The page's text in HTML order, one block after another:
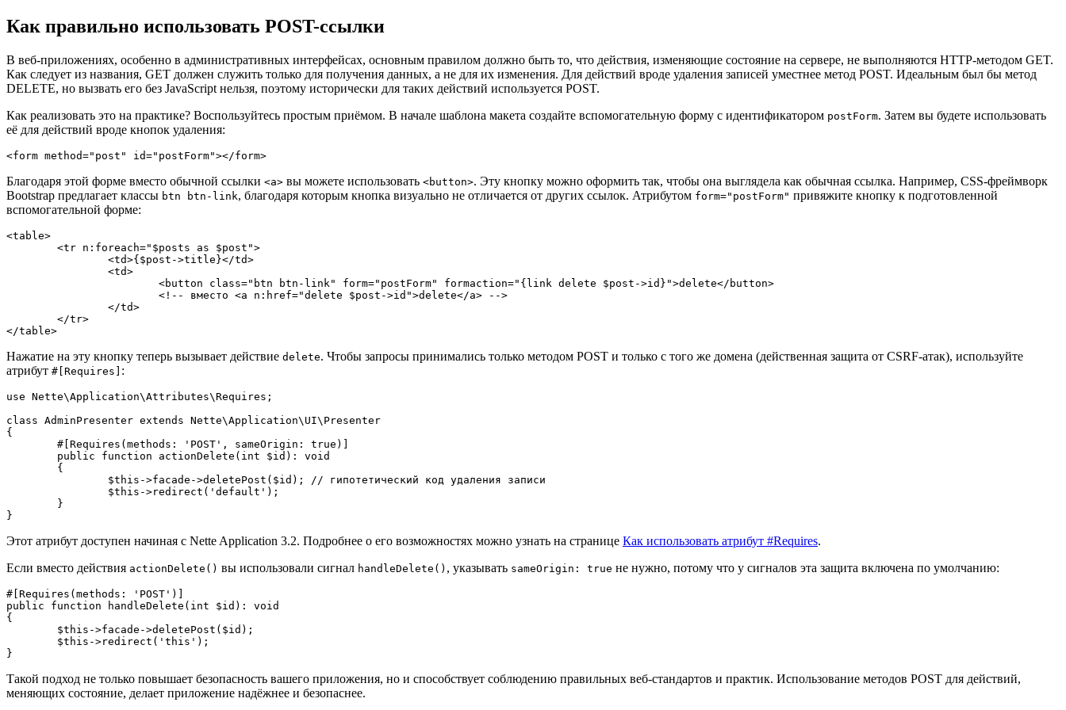
Как правильно использовать POST-ссылки
В веб-приложениях, особенно в административных интерфейсах, основным правилом должно быть то, что действия, изменяющие состояние на сервере, не выполняются HTTP-методом GET.
Как следует из названия, GET должен служить только для получения данных, а не для их изменения. Для действий вроде удаления записей уместнее метод POST. Идеальным был бы метод
DELETE, но вызвать его без JavaScript нельзя, поэтому исторически для таких действий используется POST.
Как реализовать это на практике? Воспользуйтесь простым приёмом. В начале шаблона макета создайте вспомогательную форму с идентификатором postForm. Затем вы будете использовать
её для действий вроде кнопок удаления:
Благодаря этой форме вместо обычной ссылки <a> вы можете использовать <button>. Эту кнопку можно оформить так, чтобы она выглядела как обычная ссылка. Например, CSS-фреймворк
Bootstrap предлагает классы btn btn-link, благодаря которым кнопка визуально не отличается от других ссылок. Атрибутом form="postForm" привяжите кнопку к подготовленной
вспомогательной форме:
<table>
Нажатие на эту кнопку теперь вызывает действие delete. Чтобы запросы принимались только методом POST и только с того же домена (действенная защита от CSRF-атак), используйте
атрибут #[Requires] :
use Nette\Application\Attributes\Requires;
class AdminPresenter extends Nette\Application\UI\Presenter
{
Этот атрибут доступен начиная с Nette Application 3.2. Подробнее о его возможностях можно узнать на странице Как использовать атрибут #Requires.
Если вместо действия actionDelete() вы использовали сигнал handleDelete() , указывать sameOrigin: true не нужно, потому что у сигналов эта защита включена по умолчанию:
#[Requires(methods: 'POST')]
public function handleDelete(int $id): void
{
Такой подход не только повышает безопасность вашего приложения, но и способствует соблюдению правильных веб-стандартов и практик. Использование методов POST для действий,
меняющих состояние, делает приложение надёжнее и безопаснее.